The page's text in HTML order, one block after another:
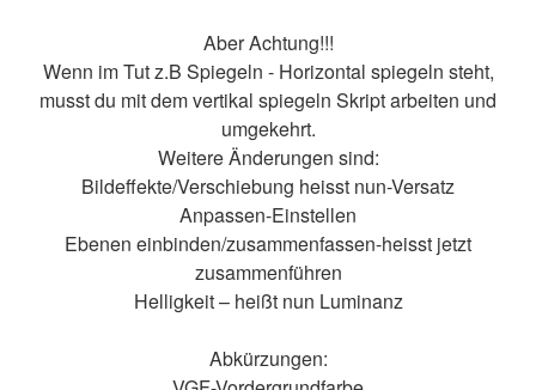
Aber Achtung!!!
Wenn im Tut z.B Spiegeln - Horizontal spiegeln steht,
musst du mit dem vertikal spiegeln Skript arbeiten und
umgekehrt.
Weitere Änderungen sind:
Bildeffekte/Verschiebung heisst nun-Versatz
Anpassen-Einstellen
Ebenen einbinden/zusammenfassen-heisst jetzt
zusammenführen
Helligkeit – heißt nun Luminanz
Abkürzungen: